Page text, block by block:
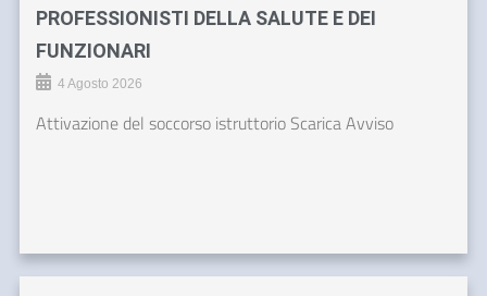
PROFESSIONISTI DELLA SALUTE E DEI
FUNZIONARI
4 Agosto 2026
Attivazione del soccorso istruttorio Scarica Avviso